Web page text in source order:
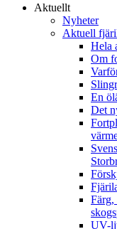
Aktuellt
Nyheter
Aktuell
Hela
Om
En
Det
Färg,
UV-